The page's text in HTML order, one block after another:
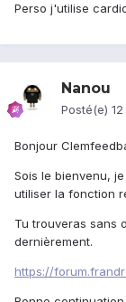
Perso j'utilise
Nanou
Posté(e)
Bonjour
Sois le bienvenu,
utiliser la fonction
Tu trouveras sans
dernièrement.
https://